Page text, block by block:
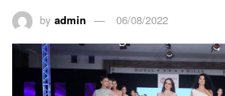
by admin 06/08/2022